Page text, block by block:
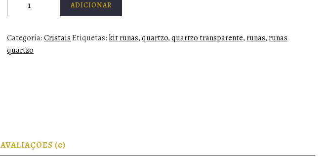
ADICIONAR
Categoria:CristaisEtiquetas:kit runas,quartzo,quartzo transparente,runas,runas
quartzo
AVALIAÇÕES (0)